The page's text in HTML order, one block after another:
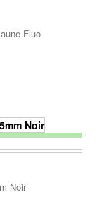
Fluo
Noir